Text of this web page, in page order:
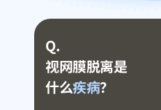
Q.
视网膜脱离是
什么疾病？